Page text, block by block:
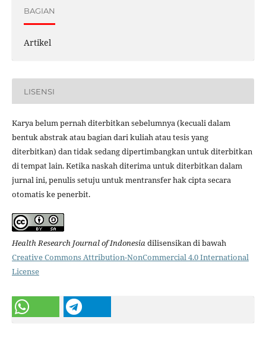
BAGIAN
Artikel
LISENSI
Karya belum pernah diterbitkan sebelumnya (kecuali dalam
bentuk abstrak atau bagian dari kuliah atau tesis yang
diterbitkan) dan tidak sedang dipertimbangkan untuk diterbitkan
di tempat lain. Ketika naskah diterima untuk diterbitkan dalam
jurnal ini, penulis setuju untuk mentransfer hak cipta secara
otomatis ke penerbit.
Health Research Journal of Indonesiadilisensikan di bawah
Creative Commons Attribution-NonCommercial 4.0 International
License